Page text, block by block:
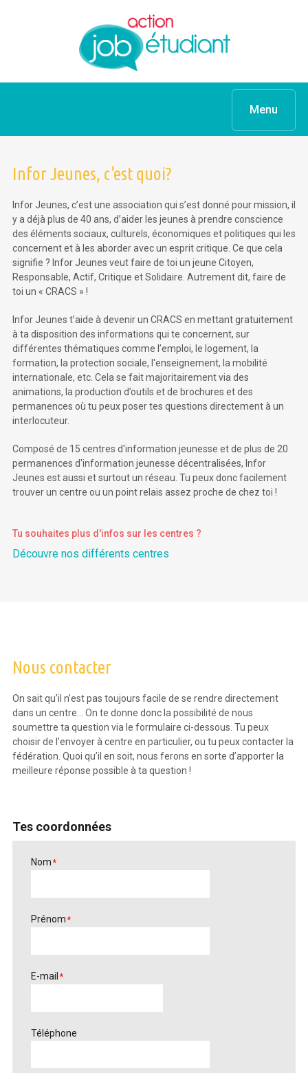
Menu
Infor Jeunes, c'est quoi?
Infor Jeunes, c’est une association qui s’est donné pour mission, il
y a déjà plus de 40 ans, d’aider les jeunes à prendre conscience
des éléments sociaux, culturels, économiques et politiques qui les
concernent et à les aborder avec un esprit critique. Ce que cela
signifie ? Infor Jeunes veut faire de toi un jeune Citoyen,
Responsable, Actif, Critique et Solidaire. Autrement dit, faire de
toi un « CRACS » !
Infor Jeunes t’aide à devenir un CRACS en mettant gratuitement
à ta disposition des informations qui te concernent, sur
différentes thématiques comme l’emploi, le logement, la
formation, la protection sociale, l'enseignement, la mobilité
internationale, etc. Cela se fait majoritairement via des
animations, la production d’outils et de brochures et des
permanences où tu peux poser tes questions directement à un
interlocuteur.
Composé de 15 centres d'information jeunesse et de plus de 20
permanences d'information jeunesse décentralisées, Infor
Jeunes est aussi et surtout un réseau. Tu peux donc facilement
trouver un centre ou un point relais assez proche de chez toi !
Tu souhaites plus d'infos sur les centres ?
Découvre nos différents centres
Nous contacter
On sait qu’il n’est pas toujours facile de se rendre directement
dans un centre… On te donne donc la possibilité de nous
soumettre ta question via le formulaire ci-dessous. Tu peux
choisir de l’envoyer à centre en particulier, ou tu peux contacter la
fédération. Quoi qu’il en soit, nous ferons en sorte d’apporter la
meilleure réponse possible à ta question !
Tes coordonnées
Nom *
Prénom *
E-mail *
Téléphone